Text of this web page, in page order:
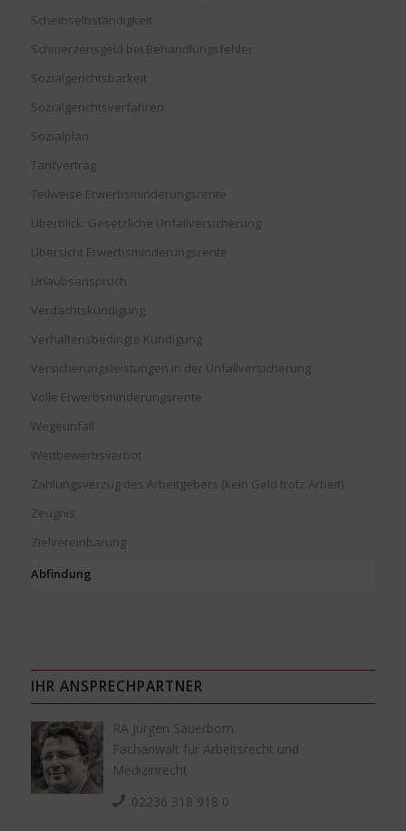
Scheinselbständigkeit
Schmerzensgeld bei Behandlungsfehler
Sozialgerichtsbarkeit
Sozialgerichtsverfahren
Sozialplan
Tarifvertrag
Teilweise Erwerbsminderungsrente
Überblick: Gesetzliche Unfallversicherung
Übersicht Erwerbsminderungsrente
Urlaubsanspruch
Verdachtskündigung
Verhaltensbedingte Kündigung
Versicherungsleistungen in der Unfallversicherung
Volle Erwerbsminderungsrente
Wegeunfall
Wettbewerbsverbot
Zahlungsverzug des Arbeitgebers (kein Geld trotz Arbeit)
Zeugnis
Zielvereinbarung
Abfindung
IHR ANSPRECHPARTNER
RA Jürgen Sauerborn
Fachanwalt für Arbeitsrecht und
Medizinrecht
02236 318 918 0